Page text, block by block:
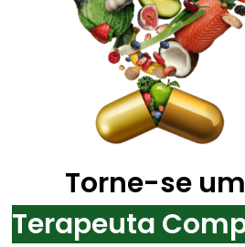
Torne-se um
Terapeuta